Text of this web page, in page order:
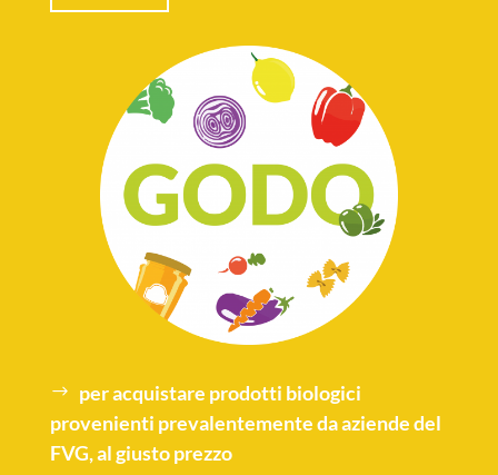
per acquistare prodotti biologici
provenienti prevalentemente da aziende del
FVG, al giusto prezzo